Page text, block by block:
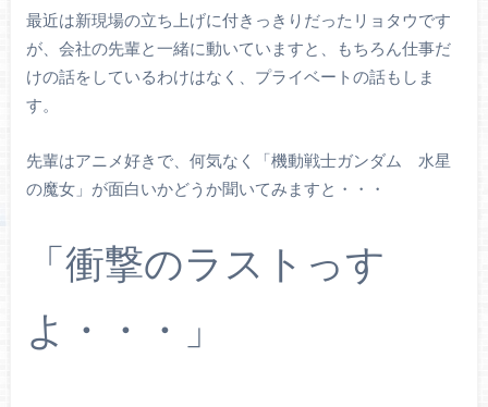
最近は新現場の立ち上げに付きっきりだったリョタウです
が、会社の先輩と一緒に動いていますと、もちろん仕事だ
けの話をしているわけはなく、プライベートの話もしま
す。
先輩はアニメ好きで、何気なく「機動戦士ガンダム 水星
の魔女」が面白いかどうか聞いてみますと・・・
「衝撃のラストっす
よ・・・」